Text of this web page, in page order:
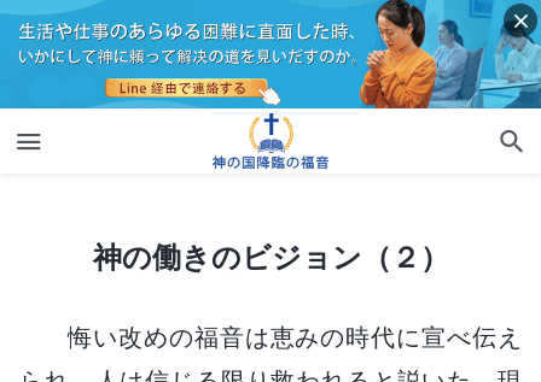
神の働きのビジョン（２）
悔い改めの福音は恵みの時代に宣べ伝え